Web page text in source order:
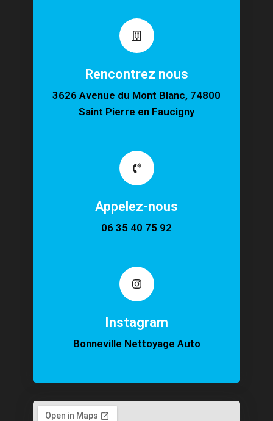
Rencontrez nous
3626 Avenue du Mont Blanc, 74800
Saint Pierre en Faucigny
Appelez-nous
06 35 40 75 92
Instagram
Bonneville Nettoyage Auto